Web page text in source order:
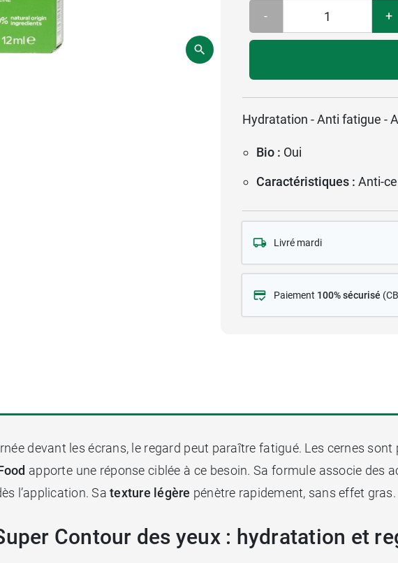
- +
Hydratation - Anti fatigue -
Bio : Oui
Caractéristiques : Anti-
Livré mardi
Paiement 100% sécurisé (CB
devant les écrans, le regard peut paraître fatigué. Les cernes sont
apporte une réponse ciblée à ce besoin. Sa formule associe
l’application. Sa texture légère pénètre rapidement, sans effet gras.
Contour des yeux : hydratation et